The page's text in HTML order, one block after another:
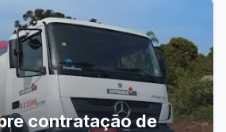
contratação de